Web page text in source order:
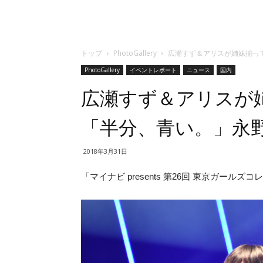
トップ PhotoGallery 広瀬すず＆アリスが姉妹揃
PhotoGallery イベントレポート ニュース 国内
広瀬すず＆アリスが
「半分、青い。」
2018年3月31日
「マイナビ presents 第26回 東京ガールズコ